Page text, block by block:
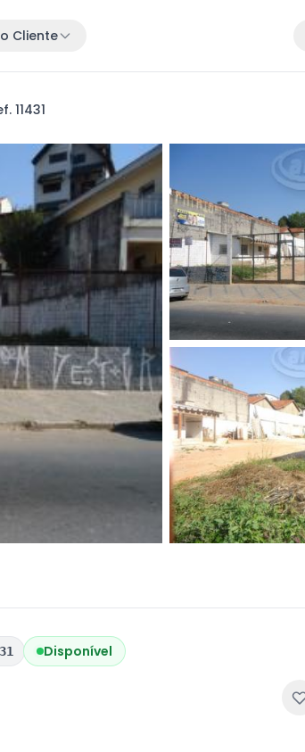
Cliente
11431
Disponível